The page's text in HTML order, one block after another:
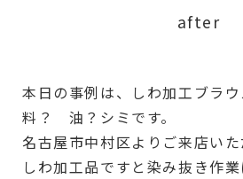
after
本日の事例は、しわ加工ブラ
料？ 油？シミです。
名古屋市中村区よりご来店いた
しわ加工品ですと染み抜き作